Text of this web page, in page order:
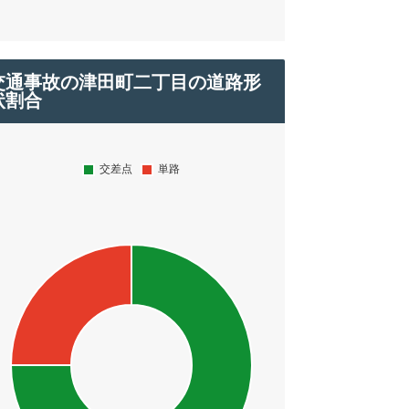
通事故の津田町二丁目の道路形
割合